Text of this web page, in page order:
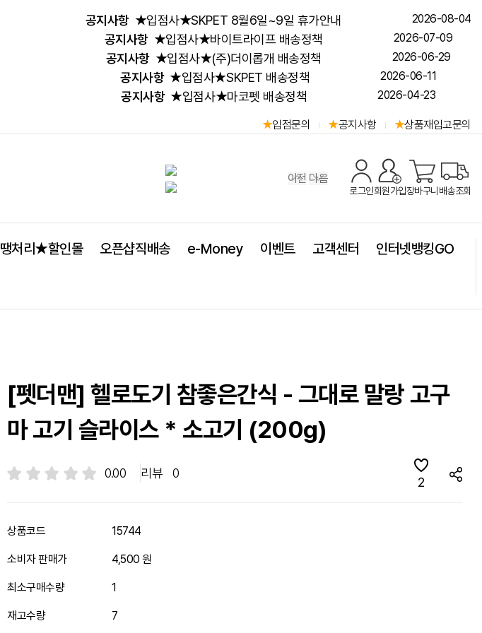
공지사항 ★입점사★SKPET 8월6일~9일 휴가안내 2026-08-04
공지사항 ★입점사★바이트라이프 배송정책 2026-07-09
공지사항 ★입점사★(주)더이롭개 배송정책 2026-06-29
공지사항 ★입점사★SKPET 배송정책 2026-06-11
공지사항 ★입점사★마코펫 배송정책 2026-04-23
입점문의 공지사항 상품재입고문의
이전 다음
로그인회원가입장바구니 배송조회
땡처리★할인몰 오픈샵직배송 e-Money 이벤트 고객센터 인터넷뱅킹GO
[펫더맨] 헬로도기 참좋은간식 - 그대로 말랑 고구
마 고기 슬라이스 * 소고기 (200g)
0.00 리뷰 0
2
공유하기
상품코드 15744
소비자 판매가 4,500 원
최소구매수량 1
재고수량 7